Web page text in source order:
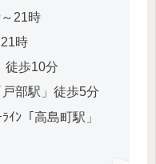
時
時
徒歩10分
」徒歩5分
高島町駅」